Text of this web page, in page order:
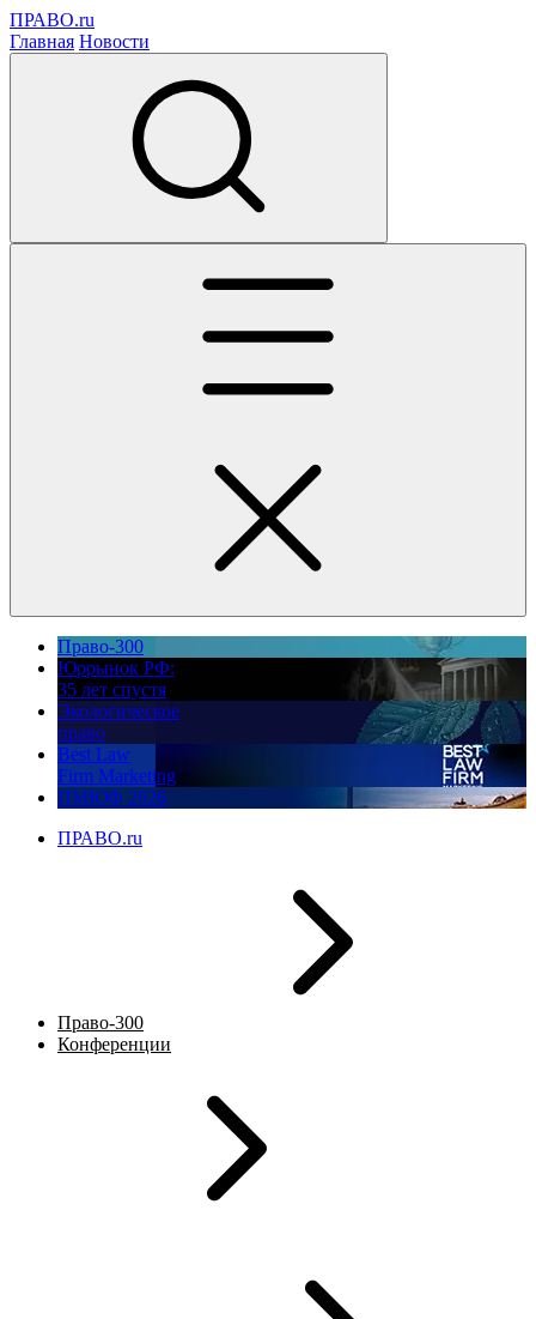
ПРАВО.ru
Главная Новости
Право-300
Юррынок РФ:
35 лет спустя
Экологическое
право
Best Law
Firm Marketing
ПМЮФ 2026
ПРАВО.ru
Право-300
Конференции